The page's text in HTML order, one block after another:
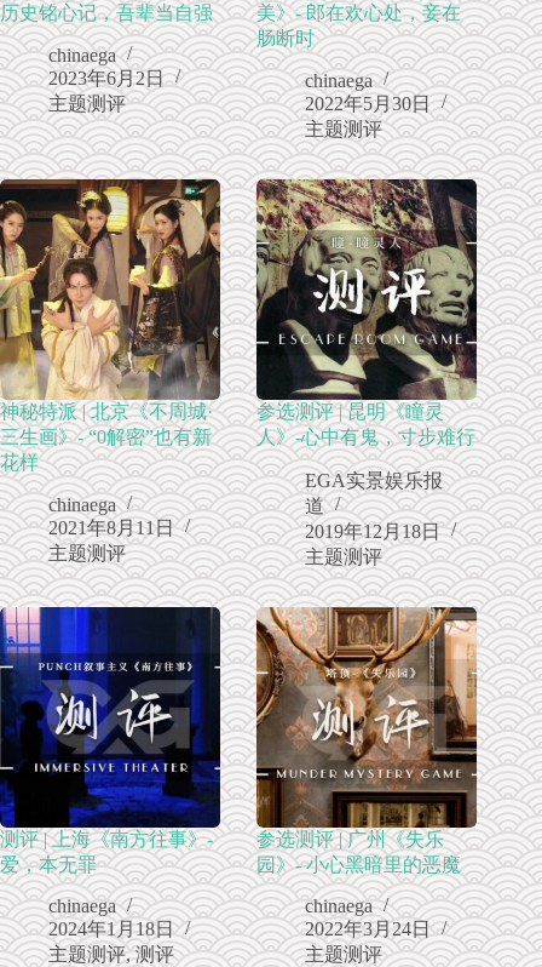
历史铭心记，吾辈当自强
chinaega
2023年6月2日
主题测评
美》- 郎在欢心处，妾在
肠断时
chinaega
2022年5月30日
主题测评
神秘特派 | 北京《不周城·
三生画》- “0解密”也有新
花样
chinaega
2021年8月11日
主题测评
参选测评 | 昆明《瞳灵
人》-心中有鬼，寸步难行
EGA实景娱乐报
道
2019年12月18日
主题测评
测评 | 上海《南方往事》-
爱，本无罪
chinaega
2024年1月18日
主题测评,测评
参选测评 | 广州《失乐
园》- 小心黑暗里的恶魔
chinaega
2022年3月24日
主题测评